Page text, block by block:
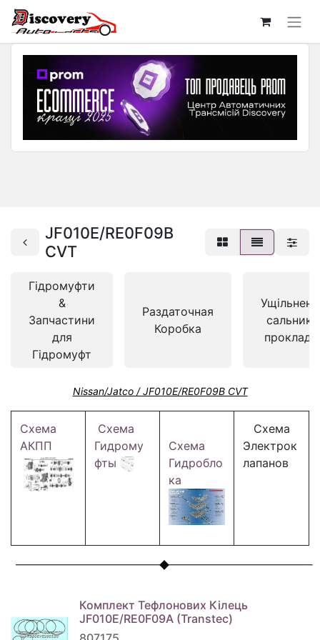
JF010E/RE0F09B
CVT
Гідромуфти
&
Запчастини
для
Гідромуфт
Раздаточная
Коробка
Nissan/Jatco / JF010E/RE0F09B CVT
Схема
АКПП
Схема
Гидрому
фты
Схема
Гидробло
ка
Схема
Электрок
лапанов
Комплект Тефлонових Кілець
JF010E/RE0F09A (Transtec)